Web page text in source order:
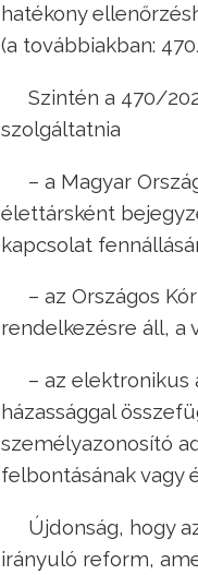
hatékony
(a továbbiakban:
Szintén a 470/
szolgáltatnia
– a Magyar
élettársként
kapcsolat
– az Országos
rendelkezésre áll, a
– az elektronikus
házassággal
személyazonosító
felbontásának vagy
Újdonság, hogy
irányuló reform,